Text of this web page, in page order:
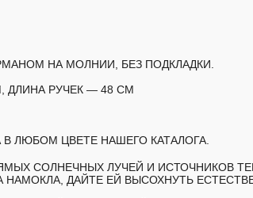
НА МОЛНИИ, БЕЗ ПОДКЛАДКИ.
РУЧЕК — 48 СМ
ЛЮБОМ ЦВЕТЕ НАШЕГО КАТАЛОГА.
СОЛНЕЧНЫХ ЛУЧЕЙ И ИСТОЧНИКОВ
ДАЙТЕ ЕЙ ВЫСОХНУТЬ